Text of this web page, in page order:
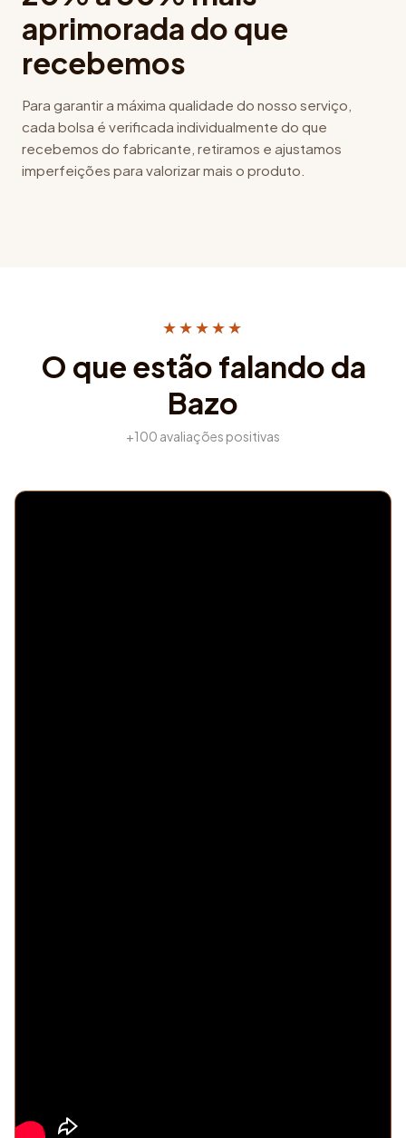
aprimorada do que
recebemos
Para garantir a máxima qualidade do nosso serviço,
cada bolsa é verificada individualmente do que
recebemos do fabricante, retiramos e ajustamos
imperfeições para valorizar mais o produto.
★★★★★
O que estão falando da
Bazo
+100 avaliações positivas